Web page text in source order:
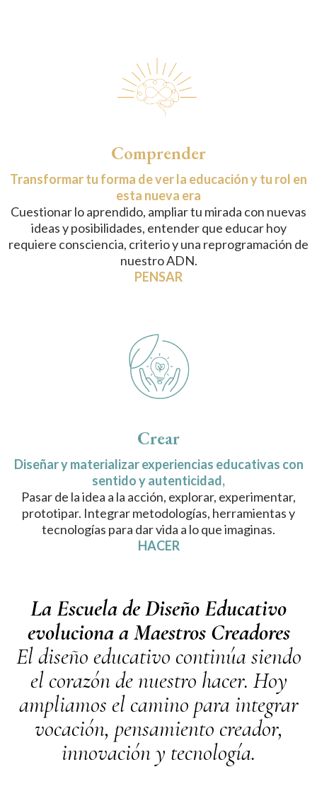
Comprender
Transformar tu forma de ver la educación y tu rol en
esta nueva era
Cuestionar lo aprendido, ampliar tu mirada con nuevas
ideas y posibilidades, entender que educar hoy
requiere consciencia, criterio y una reprogramación de
nuestro ADN.
PENSAR
Crear
Diseñar y materializar experiencias educativas con
sentido y autenticidad,
Pasar de la idea a la acción, explorar, experimentar,
prototipar. Integrar metodologías, herramientas y
tecnologías para dar vida a lo que imaginas.
HACER
La Escuela de Diseño Educativo
evoluciona a Maestros Creadores
El diseño educativo continúa siendo
el corazón de nuestro hacer. Hoy
ampliamos el camino para integrar
vocación, pensamiento creador,
innovación y tecnología.